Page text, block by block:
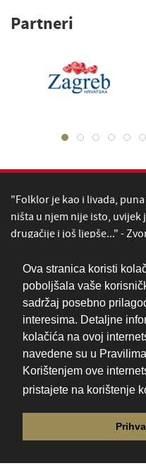
Ova stranica koristi
poboljšala vaše
sadržaj posebno
interesima. Detaljne
kolačića na ovoj
navedene su u
Korištenjem ove
pristajete na korištenje
Partneri
"Folklor je kao i livada,
ništa u njem nije isto, uvijek
drugačije i još ljepše..." -
Copyright © 1949. - 2026
pjesama Hrvatske